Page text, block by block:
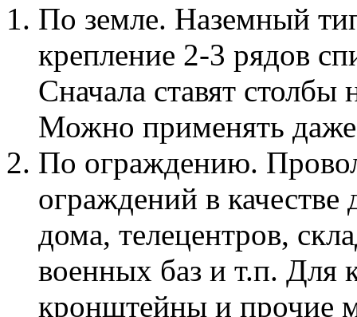
По земле. Наземный
крепление 2-3 рядов
Сначала ставят столбы
Можно применять даже
По ограждению.
ограждений в
дома, телецентров,
военных баз и т.п. Для
кронштейны и прочие